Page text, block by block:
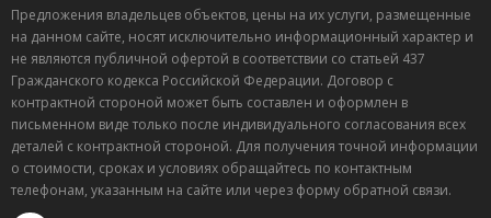
Предложения владельцев объектов, цены на их услуги, размещенные
на данном сайте, носят исключительно информационный характер и
не являются публичной офертой в соответствии со статьей 437
Гражданского кодекса Российской Федерации. Договор с
контрактной стороной может быть составлен и оформлен в
письменном виде только после индивидуального согласования всех
деталей с контрактной стороной. Для получения точной информации
о стоимости, сроках и условиях обращайтесь по контактным
телефонам, указанным на сайте или через форму обратной связи.